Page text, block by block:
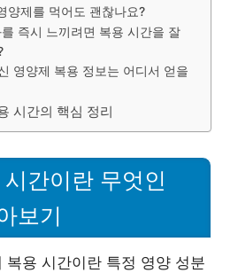
양제를 먹어도 괜찮나요?
즉시 느끼려면 복용 시간을 잘
영양제 복용 정보는 어디서 얻을
시간의 핵심 정리
간이란 무엇인
보기
복용 시간이란 특정 영양 성분